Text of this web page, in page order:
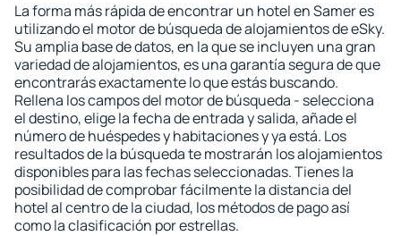
La forma más rápida de encontrar un hotel en Samer es
utilizando el motor de búsqueda de alojamientos de eSky.
Su amplia base de datos, en la que se incluyen una gran
variedad de alojamientos, es una garantía segura de que
encontrarás exactamente lo que estás buscando.
Rellena los campos del motor de búsqueda - selecciona
el destino, elige la fecha de entrada y salida, añade el
número de huéspedes y habitaciones y ya está. Los
resultados de la búsqueda te mostrarán los alojamientos
disponibles para las fechas seleccionadas. Tienes la
posibilidad de comprobar fácilmente la distancia del
hotel al centro de la ciudad, los métodos de pago así
como la clasificación por estrellas.